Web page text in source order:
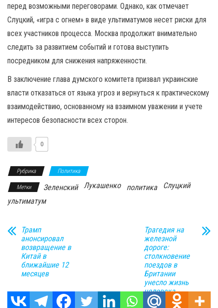
перед возможными переговорами. Однако, как отмечает
Слуцкий, «игра с огнем» в виде ультиматумов несет риски для
всех участников процесса. Москва продолжит внимательно
следить за развитием событий и готова выступить
посредником для снижения напряженности.
В заключение глава думского комитета призвал украинские
власти отказаться от языка угроз и вернуться к практическому
взаимодействию, основанному на взаимном уважении и учете
интересов безопасности всех сторон.
0
Рубрика Политика
Метки Зеленский Лукашенко политика
Слуцкий
ультиматум
Трамп
анонсировал
возвращение в
Китай в
ближайшие 12
месяцев
Трагедия на
железной
дороге:
столкновение
поездов в
Британии
унесло жизнь
человека